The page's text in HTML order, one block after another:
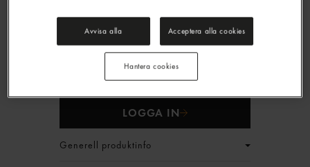
261,60 kr/låda
Jmf.pris : 33,03 kr /l
Priset gäller t.o.m 2026.08.09
EAN: 7310074702377
LOGGA IN
Generell produktinfo
Avvisa alla Acceptera alla cookies
Hantera cookies